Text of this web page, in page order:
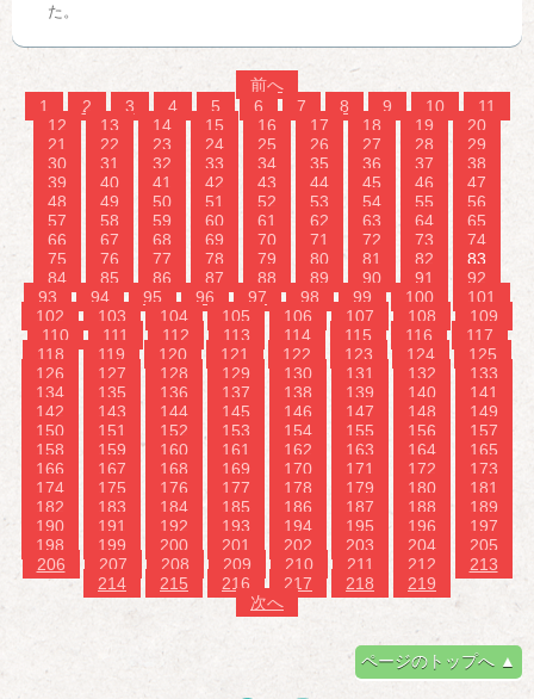
た。
前へ
1
2 3 4 5 6 7 8 9 10
11
12
13 14 15 16 17 18 19
20
21
22 23 24 25 26 27 28
29
30
31 32 33 34 35 36 37
38
39
40 41 42 43 44 45 46
47
48
49 50 51 52 53 54 55
56
57
58 59 60 61 62 63 64
65
66
67 68 69 70 71 72 73
74
75
76 77 78 79 80 81 82
83
84
85 86 87 88 89 90 91
92
93
94 95 96 97 98 99 100
101
102
103 104 105 106 107 108
109
110
111 112 113 114 115 116
117
118
119 120 121 122 123 124
125
126
127 128 129 130 131 132
133
134
135 136 137 138 139 140
141
142
143 144 145 146 147 148
149
150
151 152 153 154 155 156
157
158
159 160 161 162 163 164
165
166
167 168 169 170 171 172
173
174
175 176 177 178 179 180
181
182
183 184 185 186 187 188
189
190
191 192 193 194 195 196
197
198
199 200 201 202 203 204
205
206
207 208 209 210 211 212
213
214
215 216 217 218
219
次へ
ページのトップへ ▲